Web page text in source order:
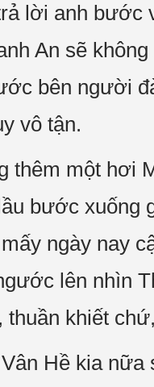
lời anh bước
An sẽ
bên người
vô tận.
thêm một hơi
bước xuống
ngày nay
lên nhìn
khiết
Hề kia nữa